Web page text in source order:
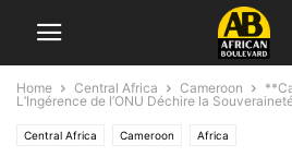
Home Central Africa Cameroon
L’Ingérence de l’ONU Déchire la
Central Africa Cameroon Africa